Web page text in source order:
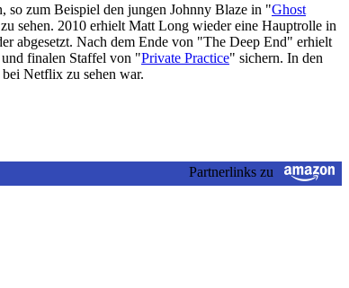
zum Beispiel den jungen Johnny Blaze in "Ghost
sehen. 2010 erhielt Matt Long wieder eine Hauptrolle in
abgesetzt. Nach dem Ende von "The Deep End" erhielt
finalen Staffel von "Private Practice" sichern. In den
Netflix zu sehen war.
Partnerlinks zu